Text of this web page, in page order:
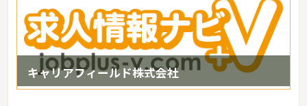
キャリアフィールド株式会社